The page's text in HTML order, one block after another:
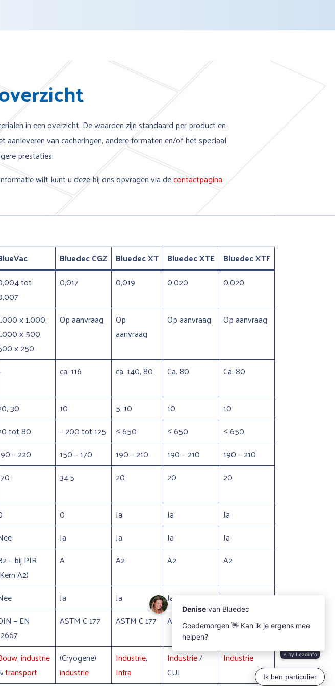
in een overzicht. De waarden zijn standaard per product en
van cacheringen, andere formaten en/of het speciaal
prestaties.
wilt kunt u deze bij ons opvragen via decontactpagina.
Bluedec CGZ Bluedec XT Bluedec XTE
Bluedec XTF
tot
0,017 0,019 0,020 0,020
x 1.000,
x 500,
x 250
Op aanvraag
Op
aanvraag
Op aanvraag Op aanvraag
ca. 116 ca. 140, 80 Ca. 80 Ca. 80
30 10 5, 10 10
10
tot 80 – 200 tot 125 ≤ 650 ≤ 650
≤ 650
– 220 150 – 170 190 – 210 190 – 210
190 – 210
34,5 20 20 20
0 Ja Ja
Ja
Ja Ja Ja
Ja
– bij PIR
A2)
A A2 A2 A2
Ja Ja Ja
– EN
ASTM C 177 ASTM C 177 ASTM C 177 ASTM C 177
,industrie
transport
(Cryogene)
industrie
Industrie,
Infra
Industrie/
CUI
Industrie